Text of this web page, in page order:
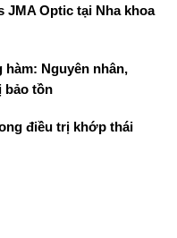
JMA Optic tại Nha khoa
Nguyên nhân,
bảo tồn
điều trị khớp thái